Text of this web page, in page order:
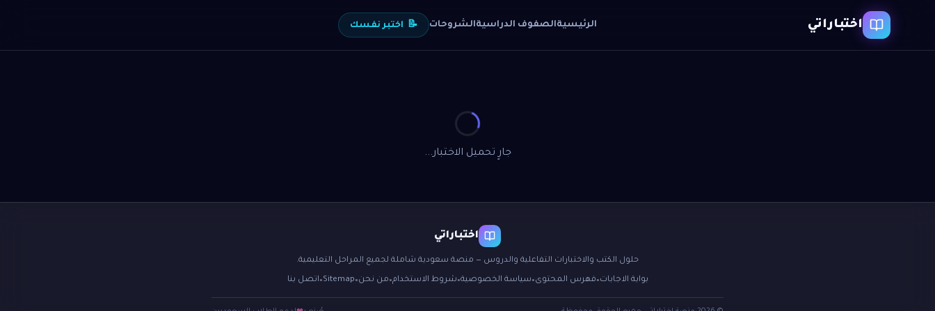
اختباراتي الرئيسيةالصفوف الدراسيةالشروحات 📝 اختبر نفسك
جارٍ تحميل الاختبار...
اختباراتي
حلول الكتب والاختبارات التفاعلية والدروس — منصة سعودية شاملة لجميع المراحل التعليمية.
بوابة الاجابات ● فهرس المحتوى ● سياسة الخصوصية● شروط الاستخدام● من نحن ●
Sitemap
● اتصل بنا